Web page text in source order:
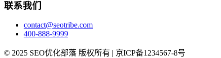
联系我们
contact@seotribe.com
400-888-9999
© 2025 SEO优化部落 版权所有 | 京ICP备1234567-8号